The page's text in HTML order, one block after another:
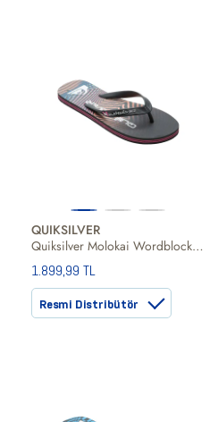
QUIKSILVER
Quiksilver Molokai Wordblock Erkek Siyah Terlik
1.899,99 TL
Resmi Distribütör